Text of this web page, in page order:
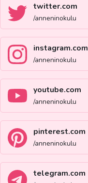
twitter.com
/anneninokulu
instagram.com
/anneninokulu
youtube.com
/anneninokulu
pinterest.com
/anneninokulu
telegram.com